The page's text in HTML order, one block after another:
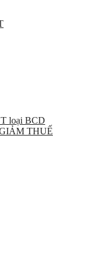
loại BCD
THUẾ